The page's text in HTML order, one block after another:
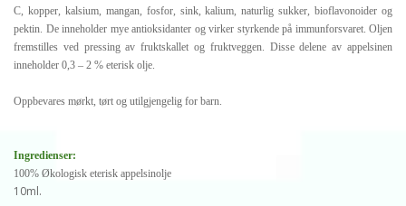
C, kopper, kalsium, mangan, fosfor, sink, kalium, naturlig sukker, bioflavonoider og
pektin. De inneholder mye antioksidanter og virker styrkende på immunforsvaret. Oljen
fremstilles ved pressing av fruktskallet og fruktveggen. Disse delene av appelsinen
inneholder 0,3 – 2 % eterisk olje.
Oppbevares mørkt, tørt og utilgjengelig for barn.
Ingredienser:
100% Økologisk eterisk appelsinolje
10ml.